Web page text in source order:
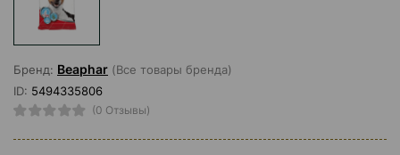
Бренд: Beaphar (Все товары бренда)
ID: 5494335806
(0 Отзывы)